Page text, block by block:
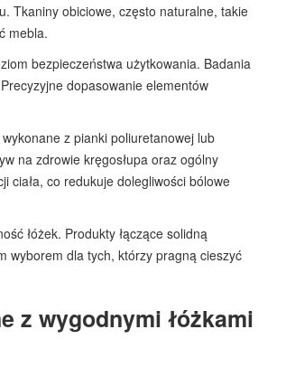
Tkaniny obiciowe, często naturalne, takie
mebla.
bezpieczeństwa użytkowania. Badania
dopasowanie elementów
z pianki poliuretanowej lub
na zdrowie kręgosłupa oraz ogólny
ciała, co redukuje dolegliwości bólowe
łóżek. Produkty łączące solidną
wyborem dla tych, którzy pragną cieszyć
z wygodnymi łóżkami